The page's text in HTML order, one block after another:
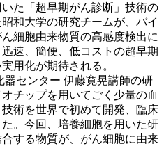
た「超早期がん診断」技術の
和大学の研究チームが、バイ
細胞由来物質の高感度検出に
速、簡便、低コストの超早期
用化が期待される。
センター 伊藤寛晃講師の研
チップを用いてごく少量の血
術を世界で初めて開発、臨床
。今回、培養細胞を用いた研
する物質が、がん細胞に由来